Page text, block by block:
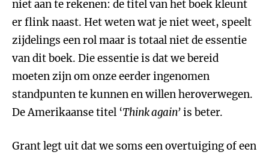
niet aan te rekenen: de titel van het boek kleunt
er flink naast. Het weten wat je niet weet, speelt
zijdelings een rol maar is totaal niet de essentie
van dit boek. Die essentie is dat we bereid
moeten zijn om onze eerder ingenomen
standpunten te kunnen en willen heroverwegen.
De Amerikaanse titel ‘Think again’is beter.
Grant legt uit dat we soms een overtuiging of een